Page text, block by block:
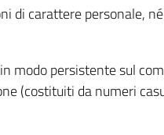
di carattere personale,
modo persistente sul
(costituiti da numeri